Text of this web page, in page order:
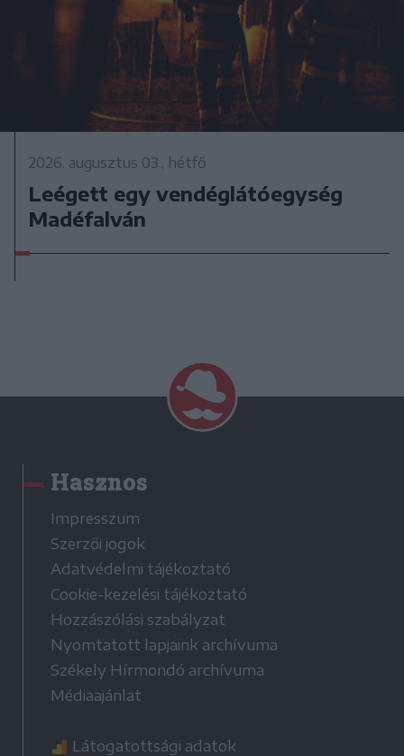
2026. augusztus 03., hétfő
Leégett egy vendéglátóegység
Madéfalván
Hasznos
Impresszum
Szerzői jogok
Adatvédelmi tájékoztató
Cookie-kezelési tájékoztató
Hozzászólási szabályzat
Nyomtatott lapjaink archívuma
Székely Hírmondó archívuma
Médiaajánlat
Látogatottsági adatok